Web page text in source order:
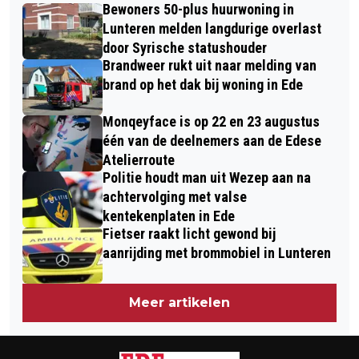
STADS CENTRUM VAN EDE MET
STICHTING RECREATIE VELUWE-
VALLEI
DUIDELIJKHEID OP 26 FEBRUARI IN
CULTURA
Bewoners 50-plus huurwoning in
Lunteren melden langdurige overlast
door Syrische statushouder
Brandweer rukt uit naar melding van
brand op het dak bij woning in Ede
Monqeyface is op 22 en 23 augustus
één van de deelnemers aan de Edese
Atelierroute
Politie houdt man uit Wezep aan na
achtervolging met valse
kentekenplaten in Ede
Fietser raakt licht gewond bij
aanrijding met brommobiel in Lunteren
Meer artikelen